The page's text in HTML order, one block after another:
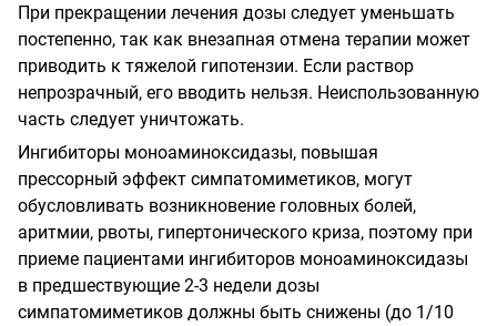
При прекращении лечения дозы следует уменьшать
постепенно, так как внезапная отмена терапии может
приводить к тяжелой гипотензии. Если раствор
непрозрачный, его вводить нельзя. Неиспользованную
часть следует уничтожать.
Ингибиторы моноаминоксидазы, повышая
прессорный эффект симпатомиметиков, могут
обусловливать возникновение головных болей,
аритмии, рвоты, гипертонического криза, поэтому при
приеме пациентами ингибиторов моноаминоксидазы
в предшествующие 2-3 недели дозы
симпатомиметиков должны быть снижены (до 1/10